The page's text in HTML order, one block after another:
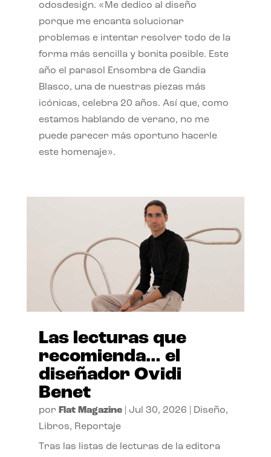
odosdesign. «Me dedico al diseño
porque me encanta solucionar
problemas e intentar resolver todo de la
forma más sencilla y bonita posible. Este
año el parasol Ensombra de Gandia
Blasco, una de nuestras piezas más
icónicas, celebra 20 años. Así que, como
estamos hablando de verano, no me
puede parecer más oportuno hacerle
este homenaje».
Las lecturas que
recomienda… el
diseñador Ovidi
Benet
por Flat Magazine| Jul 30, 2026 Diseño,
Libros, Reportaje
Tras las listas de lecturas de la editora